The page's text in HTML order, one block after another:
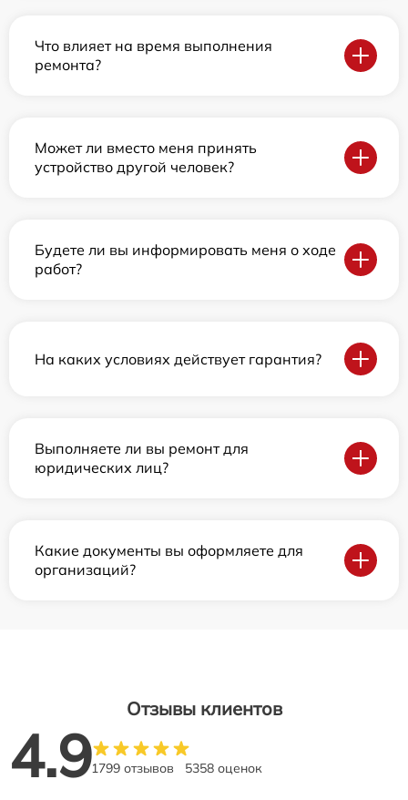
Что влияет на время выполнения
ремонта?
Может ли вместо меня принять
устройство другой человек?
Будете ли вы информировать меня о ходе
работ?
На каких условиях действует гарантия?
Выполняете ли вы ремонт для
юридических лиц?
Какие документы вы оформляете для
организаций?
Отзывы клиентов
4.91799 отзывов 5358 оценок